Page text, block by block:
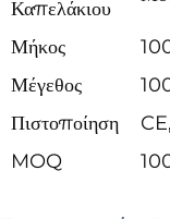
Καπελάκιου
Μήκος
Μέγεθος
Πιστοποίηση
MOQ